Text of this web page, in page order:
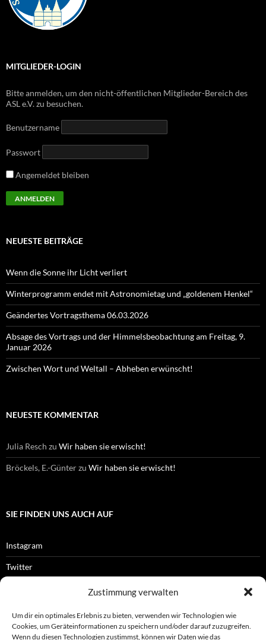
Zustimmung verwalten
Um dir ein optimales Erlebnis zu bieten, verwenden wir Technologien wie
Cookies, um Geräteinformationen zu speichern und/oder darauf zuzugreifen.
Wenn du diesen Technologien zustimmst, können wir Daten wie das
MITGLIEDER-LOGIN
Bitte anmelden, um den nicht-öffentlichen Mitglieder-Bereich des
ASL e.V. zu besuchen.
Benutzername
Passwort
Angemeldet bleiben
NEUESTE BEITRÄGE
Wenn die Sonne ihr Licht verliert
Winterprogramm endet mit Astronomietag und „goldenem Henkel“
Geändertes Vortragsthema 06.03.2026
Absage des Vortrags und der Himmelsbeobachtung am Freitag, 9.
Januar 2026
Zwischen Wort und Weltall – Abheben erwünscht!
NEUESTE KOMMENTAR
Julia Resch zu Wir haben sie erwischt!
Bröckels, E.-Günterzu Wir haben sie erwischt!
SIE FINDEN UNS AUCH AUF
Instagram
Twitter